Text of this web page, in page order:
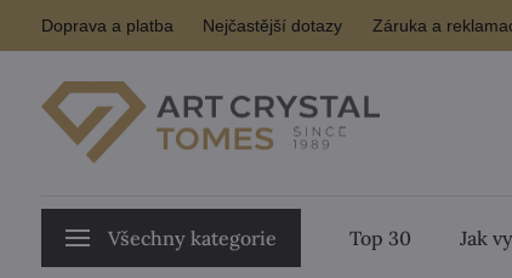
Doprava a platba Nejčastější dotazy Záruka a
Všechny kategorie Top 30 Jak